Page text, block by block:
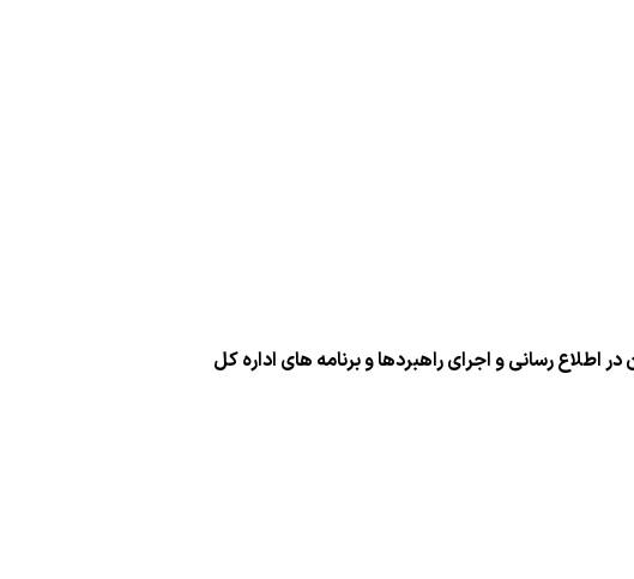
اطلاع رسانی و اجرای راهبردها و برنامه های اداره كل